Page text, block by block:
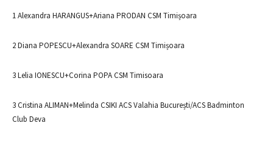
1 Alexandra HARANGUS+Ariana PRODAN CSM Timișoara
2 Diana POPESCU+Alexandra SOARE CSM Timișoara
3 Lelia IONESCU+Corina POPA CSM Timisoara
3 Cristina ALIMAN+Melinda CSIKI ACS Valahia București/ACS Badminton
Club Deva